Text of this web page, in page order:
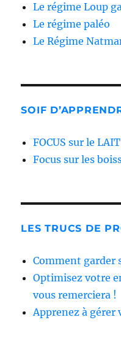
Le régime Loup
Le régime paléo
Le Régime
SOIF
FOCUS sur le
Focus sur les
LES TRUCS DE
Comment garder
Optimisez votre
vous remerciera !
Apprenez à gérer